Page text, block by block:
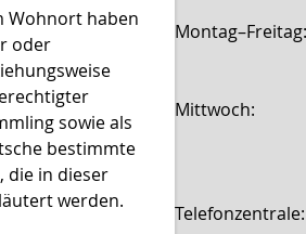
Wohnort haben
oder
sowie als
bestimmte
die in dieser
werden.
Mittwoch: